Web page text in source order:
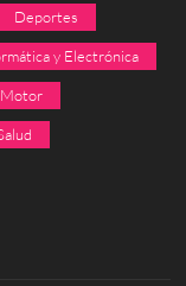
Deportes
y Electrónica
Motor